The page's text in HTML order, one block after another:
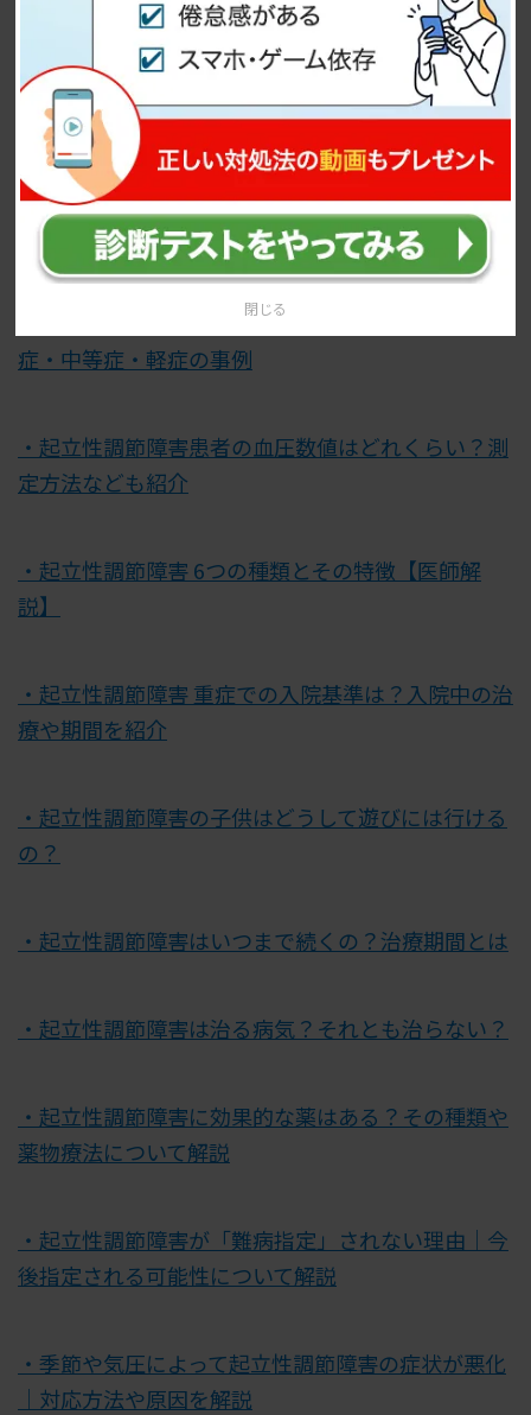
閉じる
・起立性調節障害における「光療法」効果や仕組み
を解説
・起立性調節障害の原因は？発症期間や発症しやす
い人の特徴
・起立性調節障害の症状を小中高生別に解説｜重
症・中等症・軽症の事例
・起立性調節障害患者の血圧数値はどれくらい？測
定方法なども紹介
・起立性調節障害 6つの種類とその特徴【医師解
説】
・起立性調節障害 重症での入院基準は？入院中の治
療や期間を紹介
・起立性調節障害の子供はどうして遊びには行ける
の？
・起立性調節障害はいつまで続くの？治療期間とは
・起立性調節障害は治る病気？それとも治らない？
・起立性調節障害に効果的な薬はある？その種類や
薬物療法について解説
・起立性調節障害が「難病指定」されない理由｜今
後指定される可能性について解説
・季節や気圧によって起立性調節障害の症状が悪化
｜対応方法や原因を解説